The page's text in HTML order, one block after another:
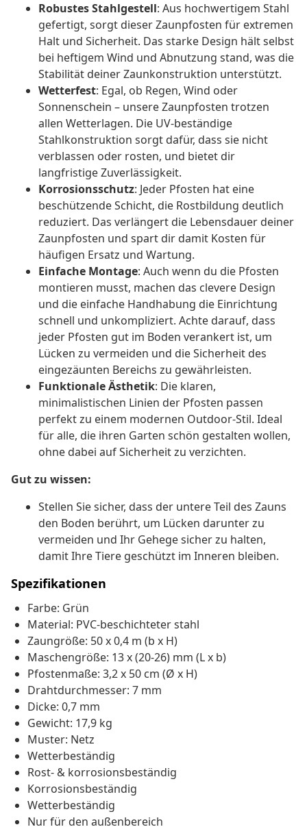
Robustes Stahlgestell: Aus hochwertigem Stahl
gefertigt, sorgt dieser Zaunpfosten für extremen
Halt und Sicherheit. Das starke Design hält selbst
bei heftigem Wind und Abnutzung stand, was die
Stabilität deiner Zaunkonstruktion unterstützt.
Wetterfest: Egal, ob Regen, Wind oder
Sonnenschein – unsere Zaunpfosten trotzen
allen Wetterlagen. Die UV-beständige
Stahlkonstruktion sorgt dafür, dass sie nicht
verblassen oder rosten, und bietet dir
langfristige Zuverlässigkeit.
Korrosionsschutz: Jeder Pfosten hat eine
beschützende Schicht, die Rostbildung deutlich
reduziert. Das verlängert die Lebensdauer deiner
Zaunpfosten und spart dir damit Kosten für
häufigen Ersatz und Wartung.
Einfache Montage: Auch wenn du die Pfosten
montieren musst, machen das clevere Design
und die einfache Handhabung die Einrichtung
schnell und unkompliziert. Achte darauf, dass
jeder Pfosten gut im Boden verankert ist, um
Lücken zu vermeiden und die Sicherheit des
eingezäunten Bereichs zu gewährleisten.
Funktionale Ästhetik: Die klaren,
minimalistischen Linien der Pfosten passen
perfekt zu einem modernen Outdoor-Stil. Ideal
für alle, die ihren Garten schön gestalten wollen,
ohne dabei auf Sicherheit zu verzichten.
Gut zu wissen:
Stellen Sie sicher, dass der untere Teil des Zauns
den Boden berührt, um Lücken darunter zu
vermeiden und Ihr Gehege sicher zu halten,
damit Ihre Tiere geschützt im Inneren bleiben.
Spezifikationen
Farbe: Grün
Material: PVC-beschichteter stahl
Zaungröße: 50 x 0,4 m (b x H)
Maschengröße: 13 x (20-26) mm (L x b)
Pfostenmaße: 3,2 x 50 cm (Ø x H)
Drahtdurchmesser: 7 mm
Dicke: 0,7 mm
Gewicht: 17,9 kg
Muster: Netz
Wetterbeständig
Rost- & korrosionsbeständig
Korrosionsbeständig
Wetterbeständig
Nur für den außenbereich